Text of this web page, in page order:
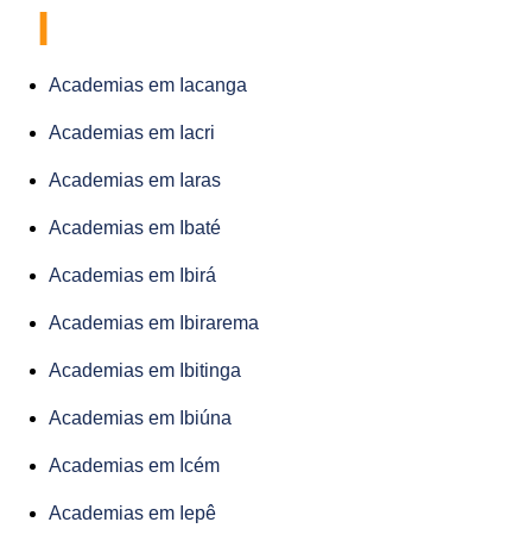
I
Academias em Iacanga
Academias em Iacri
Academias em Iaras
Academias em Ibaté
Academias em Ibirá
Academias em Ibirarema
Academias em Ibitinga
Academias em Ibiúna
Academias em Icém
Academias em Iepê